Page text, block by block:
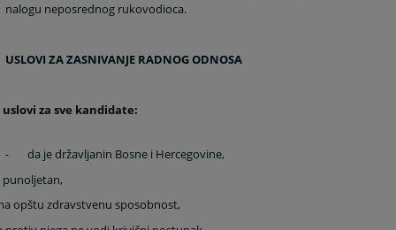
nalogu neposrednog rukovodioca.
USLOVI ZA ZASNIVANJE RADNOG ODNOSA
uslovi za sve kandidate:
-
da je državljanin Bosne i Hercegovine,
punoljetan,
opštu zdravstvenu sposobnost,